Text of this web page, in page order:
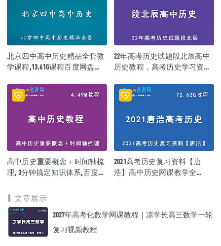
│ │ └─ 14.【热点解析】时政热点相关知识点汇总分析.pdf
│ └─ 课堂笔记
│ ├─ 02【通史整合】三大视角把握秦汉时期封建社会的雏形.pdf
│ ├─ 03.【通史整合】五大要素掌握魏晋南北朝封建社会的转型.pdf
│ ├─ 04.【通史整合】三板斧剖析隋唐时期封建社会的成熟.pdf
│ ├─ 05.【通史整合】正反方向捋清宋元时期封建社会的浮沉.pdf
│ ├─ 07.【通史整合】七大趋势领会明清时期封建社会的顶峰.pdf
│ ├─ 08.【坑点扫雷】古代史高频易错题型特训.pdf
│ ├─ 09.【通史整合】时空法纵贯近代史（1840-1894年）.pdf
│ ├─ 11.【通史整合】时空法纵贯近代史（1894-1912年）.pdf
│ ├─ 13.【通史整合】时空法纵贯近代史（1927-1949年）.pdf
│ ├─ 14.【通史整合】新中国社会主义曲折建设（1949-1978年）.pdf
│ ├─ 15.【通史整合】改革开放新时期的伟大成就（1978年至今）.pdf
│ ├─ 16.【坑点扫雷】近代史高频易错题型特训.pdf
│ ├─ 17.【热点解析】新旧教材结合考查新方向.pdf
└─ 暑假班
想.mp4
├─ 02.【一轮】世界通史：资产阶级革命前的世界.mp4
├─ 03.【一轮】世界通史：英美资本主义政治制度的确立.mp4
北京四中高中历史精品全套教
学课程,13.61G课程百度网盘打
课程
22年高考历史试题段北辰高中
历史教程，高考历史学习资料
高中历史重要概念＋时间轴梳
理, 3分钟搞定知识体系,百度网
2021高考历史复习资料【唐
浩】高中历史网课教学全
文章展示
2027年高考化数学网课教程｜凉学长高三数学一轮
复习视频教程